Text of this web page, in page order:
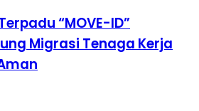
“MOVE-ID”
Migrasi Tenaga Kerja